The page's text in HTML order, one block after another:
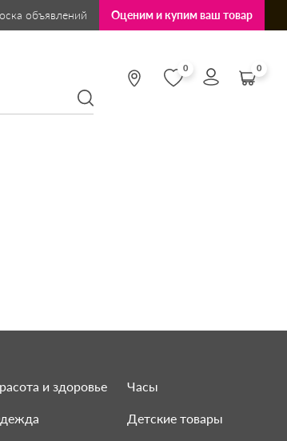
объявлений Оценим и купим ваш товар
0 0
и здоровье Часы
Детские товары